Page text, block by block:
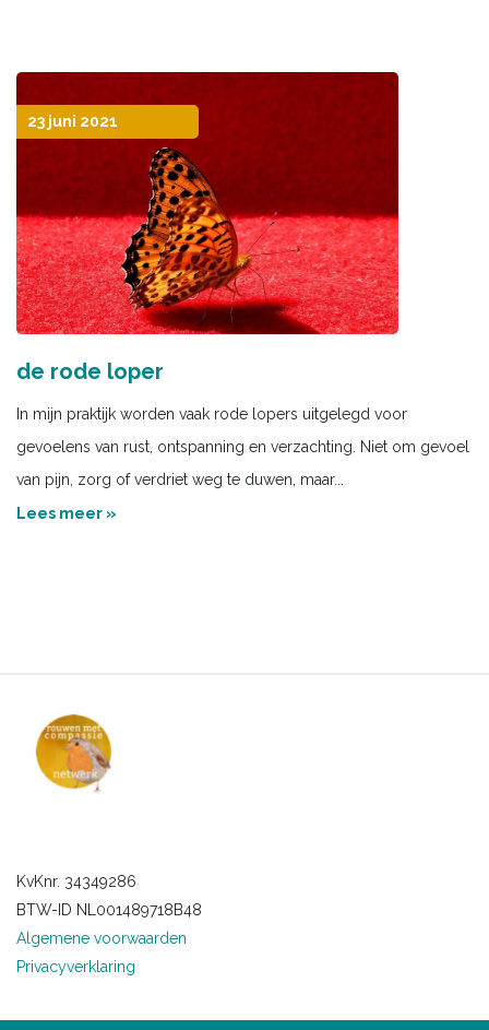
23 juni 2021
de rode loper
In mijn praktijk worden vaak rode lopers uitgelegd voor
gevoelens van rust, ontspanning en verzachting. Niet om gevoel
van pijn, zorg of verdriet weg te duwen, maar...
Lees meer »
KvKnr. 34349286
BTW-ID NL001489718B48
Algemene voorwaarden
Privacyverklaring